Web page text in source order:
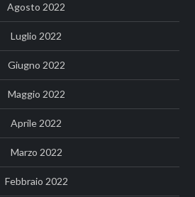
Agosto 2022
Luglio 2022
Giugno 2022
Maggio 2022
Aprile 2022
Marzo 2022
Febbraio 2022